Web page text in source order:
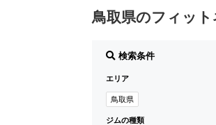
鳥取県のフィッ
検索条件
エリア
鳥取県
ジムの種類